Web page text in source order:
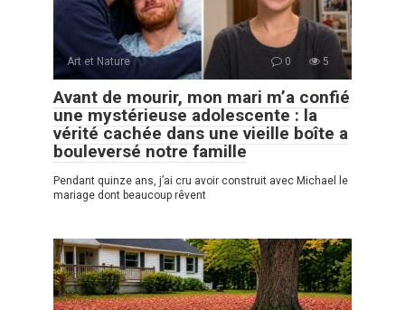
Art et Nature 0 5
Avant de mourir, mon mari m’a confié
une mystérieuse adolescente : la
vérité cachée dans une vieille boîte a
bouleversé notre famille
Pendant quinze ans, j’ai cru avoir construit avec Michael le
mariage dont beaucoup rêvent